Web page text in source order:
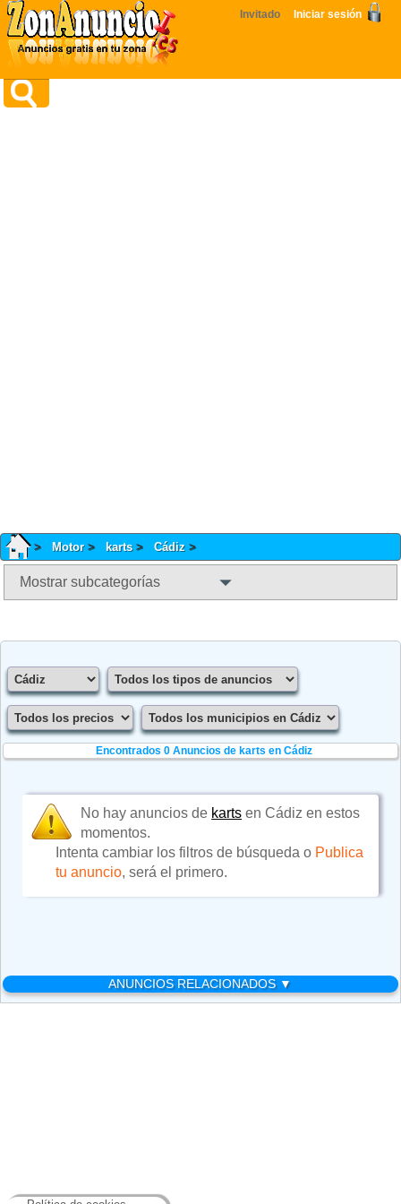
Invitado Iniciar sesión
Motor karts Cádiz
Mostrar subcategorías
Encontrados 0Anuncios de karts en Cádiz
No hay anuncios de karts en Cádiz en estos
momentos.
Intenta cambiar los filtros de búsqueda o Publica
tu anuncio, será el primero.
ANUNCIOS RELACIONADOS ▼